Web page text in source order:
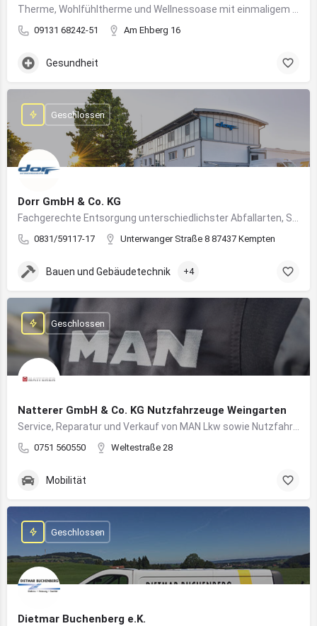
09131 68242-51 Am Ehberg 16
Gesundheit
Dorr GmbH & Co. KG
0831/59117-17 Unterwanger Straße 8 87437 Kempten
Geschlossen
Bauen und Gebäudetechnik +4
Natterer GmbH & Co. KG Nutzfahrzeuge Weingarten
0751 560550 Weltestraße 28
Geschlossen
Mobilität
Dietmar Buchenberg e.K.
Geschlossen